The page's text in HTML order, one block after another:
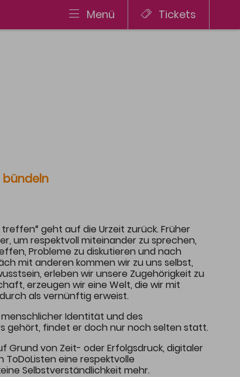
Menü Tickets
bündeln
treffen“ geht auf die Urzeit zurück. Früher
um respektvoll miteinander zu sprechen,
Probleme zu diskutieren und nach
mit anderen kommen wir zu uns selbst,
erleben wir unsere Zugehörigkeit zu
erzeugen wir eine Welt, die wir mit
als vernünftig erweist.
Identität und des
gehört, findet er doch nur noch selten statt.
Grund von Zeit- oder Erfolgsdruck, digitaler
eine respektvolle
Selbstverständlichkeit mehr.